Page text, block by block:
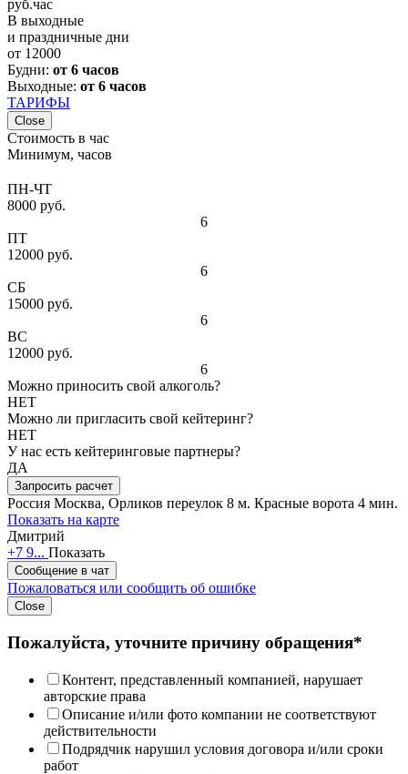
руб.час
В выходные
и праздничные дни
от 12000
Будни: от 6 часов
Выходные: от 6 часов
ТАРИФЫ
Close
Стоимость в час
Минимум, часов
ПН-ЧТ
8000 руб.
6
ПТ
12000 руб.
6
СБ
15000 руб.
6
ВС
12000 руб.
6
Можно приносить свой алкоголь?
НЕТ
Можно ли пригласить свой кейтеринг?
НЕТ
У нас есть кейтеринговые партнеры?
ДА
Запросить расчет
Россия Москва, Орликов переулок 8 м. Красные ворота 4 мин.
Показать на карте
Дмитрий
+7 9... Показать
Сообщение в чат
Пожаловаться или сообщить об ошибке
Close
Пожалуйста, уточните причину обращения*
Контент, представленный компанией, нарушает
авторские права
Описание и/или фото компании не соответствуют
действительности
Подрядчик нарушил условия договора и/или сроки
работ